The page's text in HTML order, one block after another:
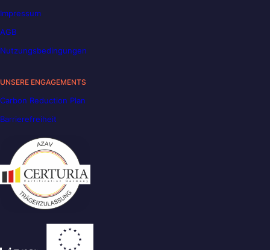
Impressum
AGB
Nutzungsbedingungen
UNSERE ENGAGEMENTS
Carbon Reduction Plan
Barrierefreiheit